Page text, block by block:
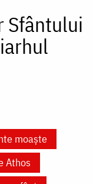
Sfântului
moaște
Athos